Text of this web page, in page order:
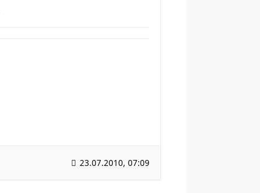
23.07.2010, 07:09